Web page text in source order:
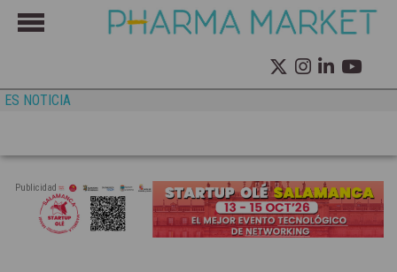
ES NOTICIA
Publicidad